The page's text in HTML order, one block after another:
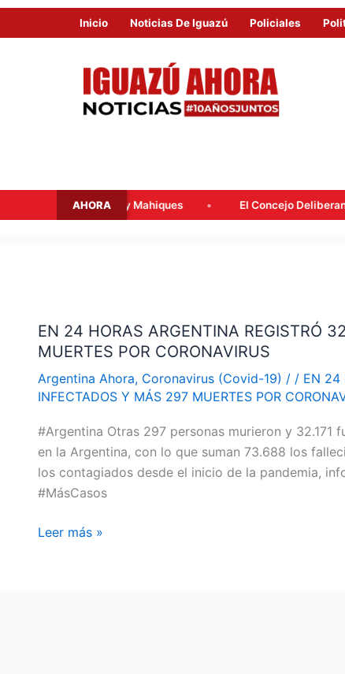
Inicio Noticias De Iguazú Policiales
AHORA
y Mahiques El Concejo Deliberante tratará
EN 24 HORAS ARGENTINA REGISTRÓ
MUERTES POR CORONAVIRUS
Argentina Ahora, Coronavirus (Covid-19) / / EN 24
INFECTADOS Y MÁS 297 MUERTES POR
#Argentina Otras 297 personas murieron y
en la Argentina, con lo que suman 73.688 los
los contagiados desde el inicio de la pandemia,
#MásCasos
HORAS
ARGENTINA
REGISTRÓ
32.171
INFECTADOS
Y
MÁS
297
POR
Leer más »